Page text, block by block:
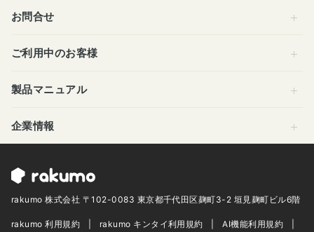
お問合せ
ご利用中のお客様
製品マニュアル
企業情報
rakumo 株式会社 〒102-0083 東京都千代田区麹町3-2 垣見麹町ビル6階
rakumo 利用規約 rakumo キンタイ利用規約 AI機能利用規約